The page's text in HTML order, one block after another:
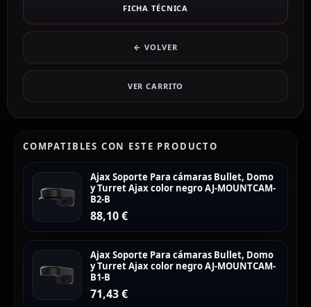
FICHA TÉCNICA
← VOLVER
VER CARRITO
COMPATIBLES CON ESTE PRODUCTO
Ajax Soporte Para cámaras Bullet, Domo
y Turret Ajax color negro AJ-MOUNTCAM-
B2-B
88,10€
Ajax Soporte Para cámaras Bullet, Domo
y Turret Ajax color negro AJ-MOUNTCAM-
B1-B
71,43€